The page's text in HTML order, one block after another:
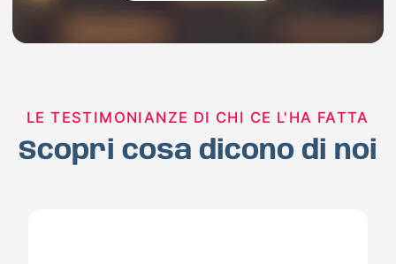
LE TESTIMONIANZE DI CHI CE L'HA FATTA
Scopri cosa dicono di noi